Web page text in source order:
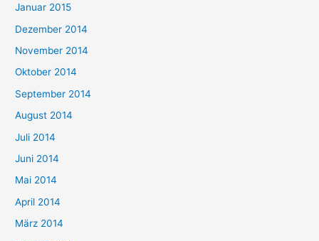
Januar 2015
Dezember 2014
November 2014
Oktober 2014
September 2014
August 2014
Juli 2014
Juni 2014
Mai 2014
April 2014
März 2014